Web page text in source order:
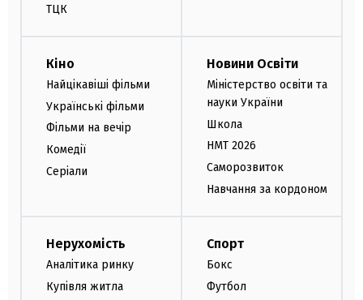
ТЦК
Кіно
Найцікавіші фільми
Українські фільми
Фільми на вечір
Комедії
Серіали
Новини Освіти
Міністерство освіти та
науки України
Школа
НМТ 2026
Саморозвиток
Навчання за кордоном
Нерухомість
Аналітика ринку
Купівля житла
Спорт
Бокс
Футбол